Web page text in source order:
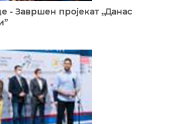
- Завршен пројекат „Данас